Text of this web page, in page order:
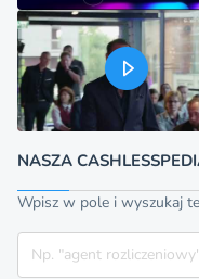
NASZA
Wpisz w pole i wyszukaj
Szukaj